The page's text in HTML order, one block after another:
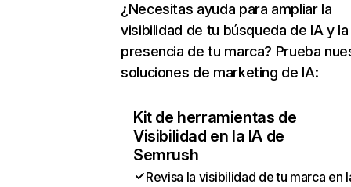
¿Necesitas ayuda para ampliar la
visibilidad de tu búsqueda de IA y la
presencia de tu marca? Prueba
soluciones de marketing de IA:
Kit de herramientas de
Visibilidad en la IA de
Semrush
Revisa la visibilidad de tu marca en